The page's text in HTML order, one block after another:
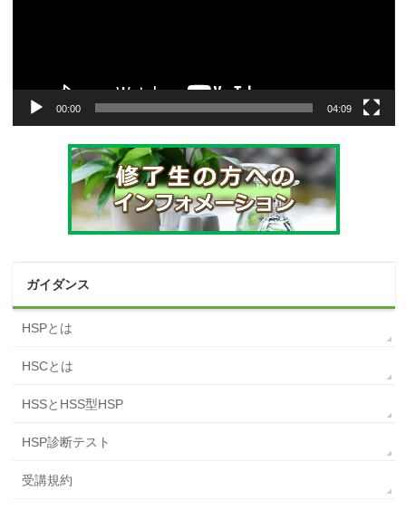
00:00 04:09
ガイダンス
HSPとは
HSCとは
HSSとHSS型HSP
HSP診断テスト
受講規約